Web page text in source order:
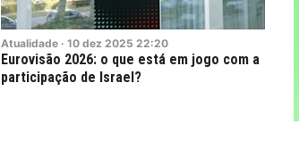
Atualidade · 10 dez 2025 22:20
Eurovisão 2026: o que está em jogo com a
participação de Israel?